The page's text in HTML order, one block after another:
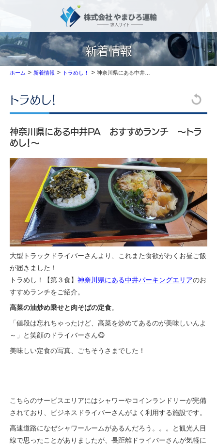
新着情報
ホーム > 新着情報 > トラめし！ >
トラめし！
神奈川県にある中井PA おすすめランチ ～トラ
めし！～
大型トラックドライバーさんより、これまた食欲がわくお昼ご飯
が届きました！
トラめし！【第３食】 神奈川県にある中井パーキングエリアのお
すすめランチをご紹介。
高菜の油炒め乗せと肉そばの定食。
「値段は忘れちゃったけど、高菜を炒めてあるのが美味しいんよ
～」と笑顔のドライバーさん😋
美味しい定食の写真、ごちそうさまでした！
こちらのサービスエリアにはシャワーやコインランドリーが完備
されており、ビジネスドライバーさんがよく利用する施設です。
高速道路になぜシャワールームがあるんだろう。。。と観光人目
線で思ったことがありましたが、長距離ドライバーさんが気軽に